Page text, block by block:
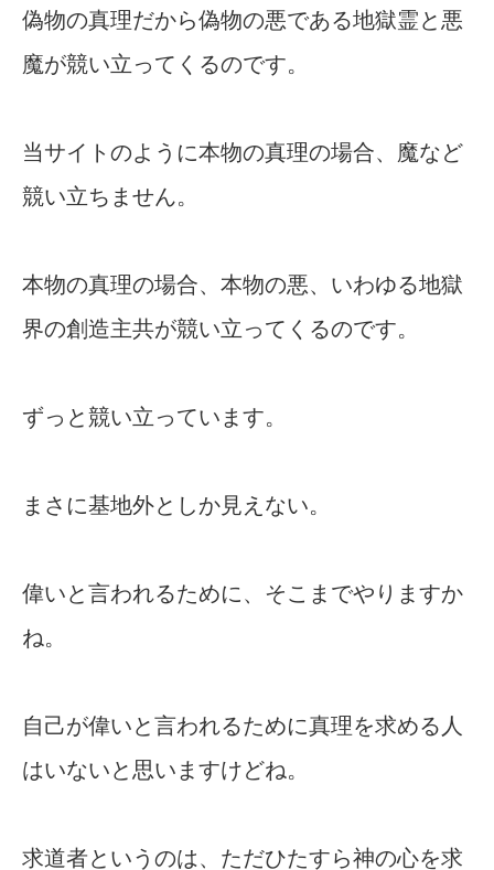
偽物の真理だから偽物の悪である地獄霊と悪
魔が競い立ってくるのです。
当サイトのように本物の真理の場合、魔など
競い立ちません。
本物の真理の場合、本物の悪、いわゆる地獄
界の創造主共が競い立ってくるのです。
ずっと競い立っています。
まさに基地外としか見えない。
偉いと言われるために、そこまでやりますか
ね。
自己が偉いと言われるために真理を求める人
はいないと思いますけどね。
求道者というのは、ただひたすら神の心を求